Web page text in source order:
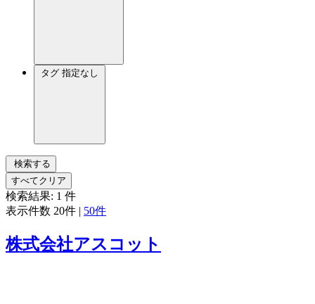
タグ 指定なし
検索する
すべてクリア
検索結果: 1 件
表示件数 20件 | 50件
株式会社アスコット